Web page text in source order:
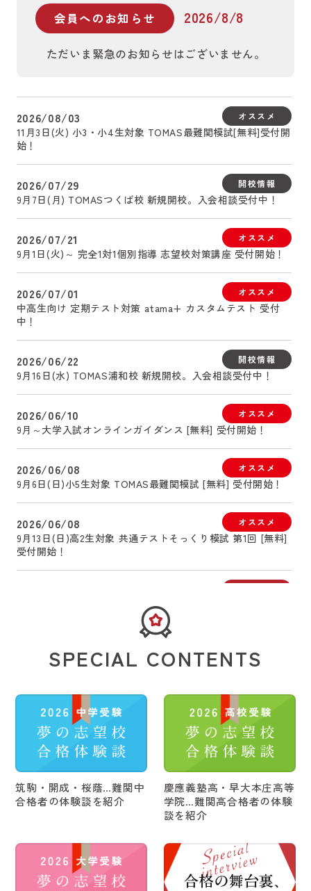
会員へのお知らせ 2026/8/8
ただいま緊急のお知らせはございません。
2026/08/03 オススメ
11月3日(火) 小3・小4生対象 TOMAS最難関模試[無料]受付開
始！
2026/07/29 開校情報
9月7日(月) TOMASつくば校 新規開校。入会相談受付中！
2026/07/21 オススメ
9月1日(火)～ 完全1対1個別指導 志望校対策講座 受付開始！
2026/07/01 オススメ
中高生向け 定期テスト対策 atama+ カスタムテスト 受付
中！
2026/06/22 開校情報
9月16日(水) TOMAS浦和校 新規開校。入会相談受付中！
2026/06/10 オススメ
9月～大学入試オンラインガイダンス [無料] 受付開始！
2026/06/08 オススメ
9月6日(日)小5生対象 TOMAS最難関模試 [無料] 受付開始！
2026/06/08 オススメ
9月13日(日)高2生対象 共通テストそっくり模試 第1回 [無料]
受付開始！
「2026 最難関中入試合格者インタビュー」掲載開始
夢の志望校に合格した先輩たち の入試戦略のすべてをお見
2026/05/29 NEWS
夢の志望校に合格した先輩たち の入試戦略のすべてをお見
せします。
2026/05/29 NEWS
「2026 最難関大入試合格者インタビュー」掲載開始
夢の志望校に合格した先輩たち の入試戦略のすべてをお見
せします。
5月29日(金)TOMAS藤沢校リニューアル開校。入会相談受付
SPECIAL CONTENTS
筑駒・開成・桜蔭…難関中
合格者の体験談を紹介
慶應義塾高・早大本庄高等
学院…難関高合格者の体験
談を紹介